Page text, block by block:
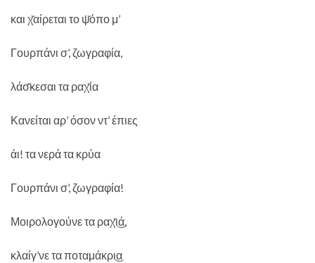
και χ̌αίρεται το ψ̌όπο μ’
Γουρπάνι σ’, ζωγραφία,
λάσ̌κεσαι τα ραχ̌ία
Κανείται αρ’ όσον ντ’ έπιες
άι! τα νερά τα κρύα
Γουρπάνι σ’, ζωγραφία!
Μοιρολογούνε τα ραχ̌ι͜ά,
κλαίγ’νε τα ποταμάκρι͜α